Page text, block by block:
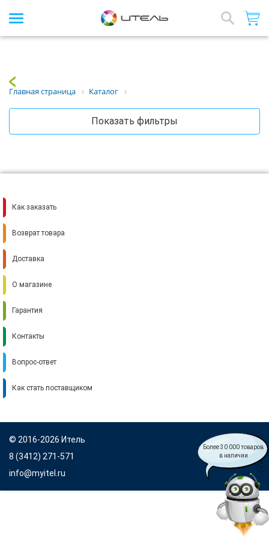
Более 30 000 товаров
в наличии
Array
Главная страница Каталог
Показать фильтры
Как заказать
Возврат товара
Доставка
О магазине
Гарантия
Контакты
Вопрос-ответ
Как стать поставщиком
© 2016-2026 Итель
8 (3412) 271-571
info@myitel.ru